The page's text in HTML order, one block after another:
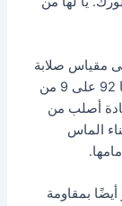
مقياس صلابة
موس (نعم، هذا مقياس حقيقي)، يحصل الألومينا 92 على 9 من
هذه المادة أصلب من
الماس
أيضًا بمقاومة